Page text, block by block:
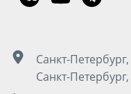
Санкт-
Санкт-